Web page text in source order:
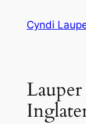
Cyndi
Lauper